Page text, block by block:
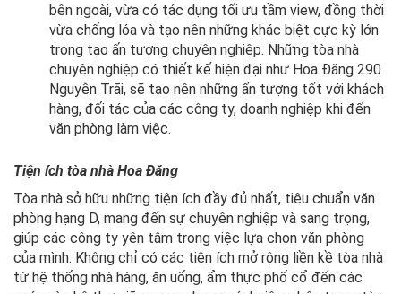
bên ngoài, vừa có tác dụng tối ưu tầm view, đồng thời
vừa chống lóa và tạo nên những khác biệt cực kỳ lớn
trong tạo ấn tượng chuyên nghiệp. Những tòa nhà
chuyên nghiệp có thiết kế hiện đại như Hoa Đăng 290
Nguyễn Trãi, sẽ tạo nên những ấn tượng tốt với khách
hàng, đối tác của các công ty, doanh nghiệp khi đến
văn phòng làm việc.
Tiện ích tòa nhà Hoa Đăng
Tòa nhà sở hữu những tiện ích đầy đủ nhất, tiêu chuẩn văn
phòng hạng D, mang đến sự chuyên nghiệp và sang trọng,
giúp các công ty yên tâm trong việc lựa chọn văn phòng
của mình. Không chỉ có các tiện ích mở rộng liền kề tòa nhà
từ hệ thống nhà hàng, ăn uống, ẩm thực phố cổ đến các